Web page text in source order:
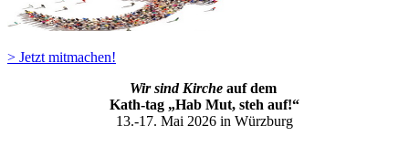
> Jetzt mitmachen!
Wir sind Kirche auf dem
Kath-tag „Hab Mut, steh auf!“
13.-17. Mai 2026 in Würzburg